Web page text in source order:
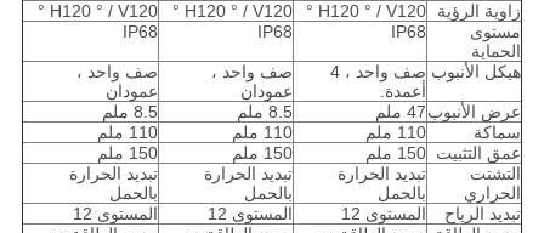
زاوية الرؤية
H120 ° / V120 °
H120 ° / V120 °
H120 ° / V120 °
مستوى
الحماية
IP68
IP68
IP68
هيكل الأنبوب
صف واحد ، 4
أعمدة.
صف واحد ،
عمودان
صف واحد ،
عمودان
عرض الأنبوب47 ملم 8.5 ملم
8.5 ملم
سماكة
110 ملم 110 ملم
110 ملم
عمق التثبيت 150 ملم 150 ملم
150 ملم
التشتت
الحراري
تبديد الحرارة
بالحمل
تبديد الحرارة
بالحمل
تبديد الحرارة
بالحمل
تبديد الرياح
المستوى 12 المستوى 12
المستوى 12